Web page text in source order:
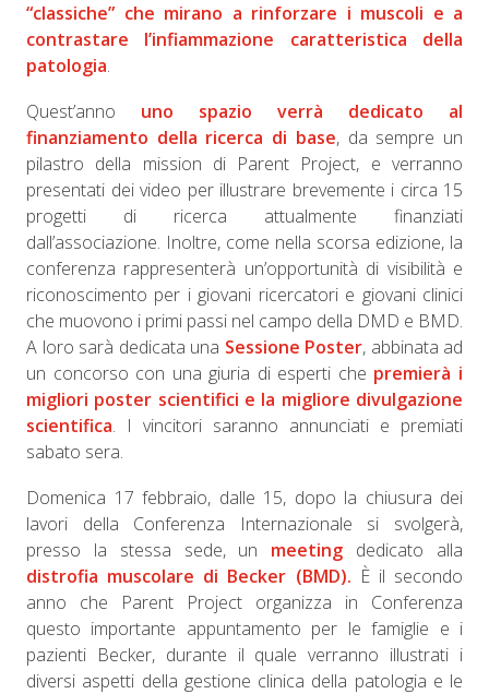
“classiche” che mirano a rinforzare i muscoli e a
contrastare l’infiammazione caratteristica della
patologia.
Quest’anno uno spazio verrà dedicato al
finanziamento della ricerca di base, da sempre un
pilastro della mission di Parent Project, e verranno
presentati dei video per illustrare brevemente i circa 15
progetti di ricerca attualmente finanziati
dall’associazione. Inoltre, come nella scorsa edizione, la
conferenza rappresenterà un’opportunità di visibilità e
riconoscimento per i giovani ricercatori e giovani clinici
che muovono i primi passi nel campo della DMD e BMD.
A loro sarà dedicata una Sessione Poster, abbinata ad
un concorso con una giuria di esperti che premierà i
migliori poster scientifici e la migliore divulgazione
scientifica. I vincitori saranno annunciati e premiati
sabato sera.
Domenica 17 febbraio, dalle 15, dopo la chiusura dei
lavori della Conferenza Internazionale si svolgerà,
presso la stessa sede, un meeting dedicato alla
distrofia muscolare di Becker (BMD). È il secondo
anno che Parent Project organizza in Conferenza
questo importante appuntamento per le famiglie e i
pazienti Becker, durante il quale verranno illustrati i
diversi aspetti della gestione clinica della patologia e le